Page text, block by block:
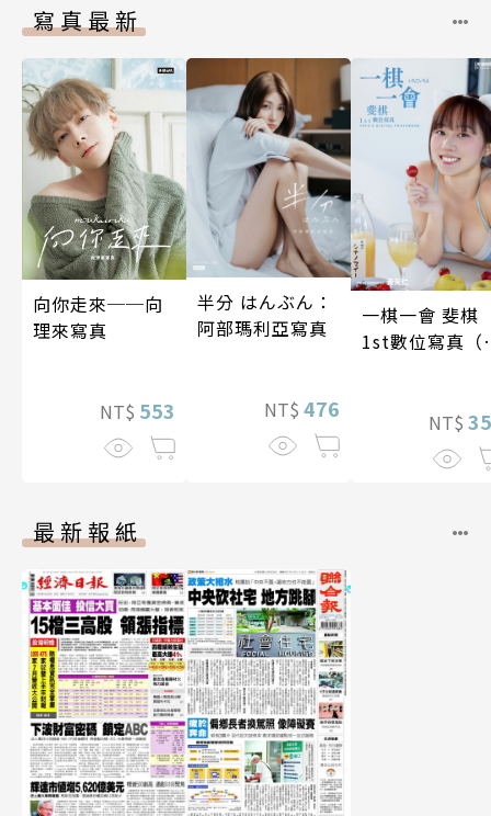
寫真最新
向你走來──向
理來寫真
NT$ 553
半分 はんぶん：
阿部瑪利亞寫真
NT$ 476
一棋一會 斐棋
1st數位寫真（
NT$
最新報紙